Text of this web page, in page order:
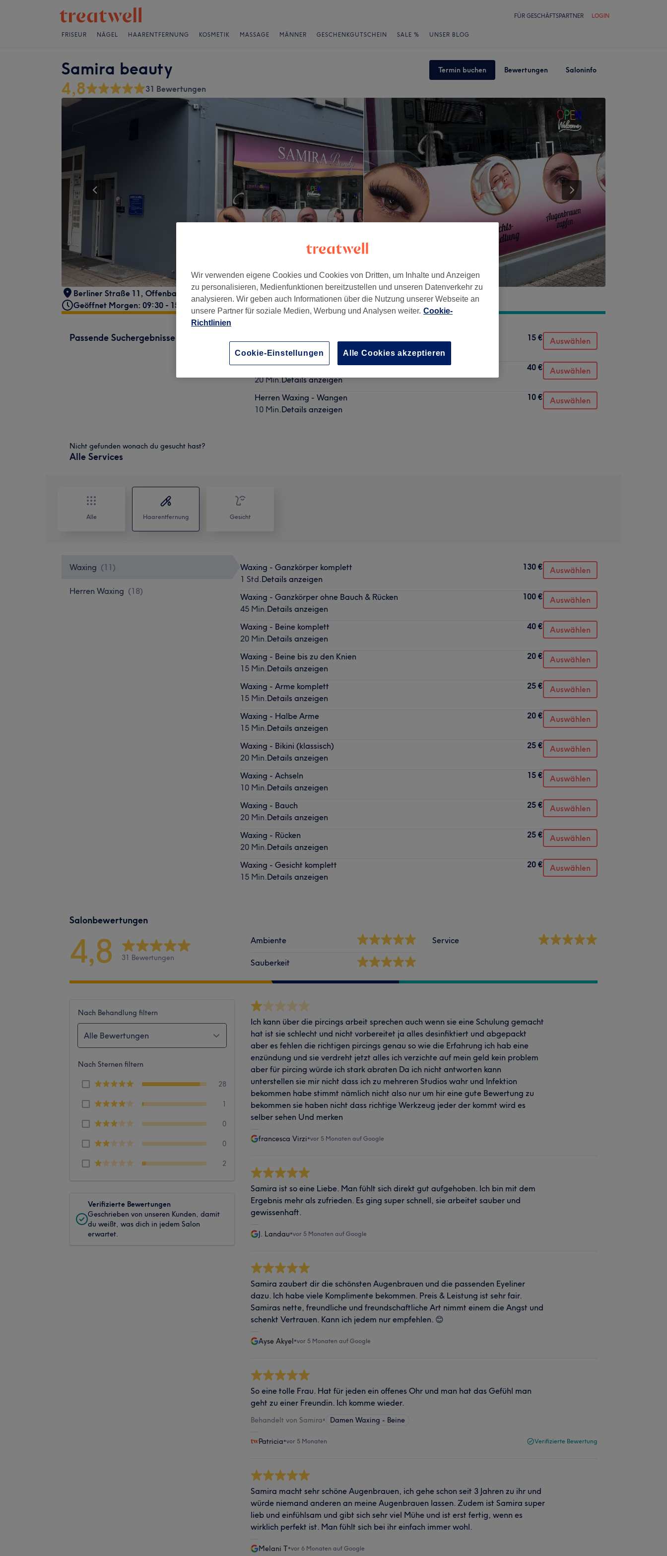
FÜR GESCHÄFTSPARTNER LOGIN
FRISEUR NÄGEL HAARENTFERNUNG KOSMETIK MASSAGE MÄNNER GESCHENKGUTSCHEIN SALE % UNSER BLOG
Samira beauty Termin buchen Bewertungen Saloninfo
4,8 31 Bewertungen
Berliner Straße 11 , Offenbach am Main, Germany , 63065
Geöffnet Morgen: 09:30 - 15:00
Passende Suchergebnisse
10 Min.Details anzeigen
15 € Auswählen
Waxing - Beine komplett
20 Min.Details anzeigen
40 € Auswählen
Herren Waxing - Wangen
10 Min.Details anzeigen
10 € Auswählen
Nicht gefunden wonach du gesucht hast?
Alle Services
Alle Haarentfernung Gesicht
Waxing (11 )
Herren Waxing (18)
Waxing - Ganzkörper komplett
1 Std.Details anzeigen
130 € Auswählen
Waxing - Ganzkörper ohne Bauch & Rücken
45 Min.Details anzeigen
100 € Auswählen
Waxing - Beine komplett
20 Min.Details anzeigen
40 € Auswählen
Waxing - Beine bis zu den Knien
15 Min.Details anzeigen
20 € Auswählen
Waxing - Arme komplett
15 Min.Details anzeigen
25 € Auswählen
Waxing - Halbe Arme
15 Min.Details anzeigen
20 € Auswählen
Waxing - Bikini (klassisch)
20 Min.Details anzeigen
25 € Auswählen
Waxing - Achseln
10 Min.Details anzeigen
15 € Auswählen
Waxing - Bauch
20 Min.Details anzeigen
25 € Auswählen
Waxing - Rücken
20 Min.Details anzeigen
25 € Auswählen
Waxing - Gesicht komplett
15 Min.Details anzeigen
20 € Auswählen
Salonbewertungen
4,8 31 Bewertungen
Ambiente
Sauberkeit
Service
Nach Behandlung filtern
Alle Bewertungen
Nach Sternen filtern
28
1
0
0
2
Verifizierte Bewertungen
Geschrieben von unseren Kunden, damit
du weißt, was dich in jedem Salon
erwartet.
Ich kann über die pircings arbeit sprechen auch wenn sie eine Schulung gemacht
hat ist sie schlecht und nicht vorbereitet ja alles desinfiktiert und abgepackt
aber es fehlen die richtigen pircings genau so wie die Erfahrung ich hab eine
enzündung und sie verdreht jetzt alles ich verzichte auf mein geld kein problem
aber für pircing würde ich stark abraten Da ich nicht antworten kann
unterstellen sie mir nicht dass ich zu mehreren Studios wahr und Infektion
bekommen habe stimmt nämlich nicht also nur um hir eine gute Bewertung zu
bekommen sie haben nicht dass richtige Werkzeug jeder der kommt wird es
selber sehen Und merken
francesca Virzi•vor 5 Monaten auf Google
Samira ist so eine Liebe. Man fühlt sich direkt gut aufgehoben. Ich bin mit dem
Ergebnis mehr als zufrieden. Es ging super schnell, sie arbeitet sauber und
gewissenhaft.
J. Landau•vor 5 Monaten auf Google
Samira zaubert dir die schönsten Augenbrauen und die passenden Eyeliner
dazu. Ich habe viele Komplimente bekommen. Preis & Leistung ist sehr fair.
Samiras nette, freundliche und freundschaftliche Art nimmt einem die Angst und
schenkt Vertrauen. Kann ich jedem nur empfehlen. 😊
Ayse Akyel•vor 5 Monaten auf Google
So eine tolle Frau. Hat für jeden ein offenes Ohr und man hat das Gefühl man
geht zu einer Freundin. Ich komme wieder.
Behandelt von Samira• Damen Waxing - Beine
Patricia•vor 5 Monaten Verifizierte Bewertung
Samira macht sehr schöne Augenbrauen, ich gehe schon seit 3 Jahren zu ihr und
würde niemand anderen an meine Augenbrauen lassen. Zudem ist Samira super
lieb und einfühlsam und gibt sich sehr viel Mühe und ist erst fertig, wenn es
wirklich perfekt ist. Man fühlt sich bei ihr einfach immer wohl.
Melani T•vor 6 Monaten auf Google
Wir verwenden eigene Cookies und Cookies von Dritten, um Inhalte und Anzeigen
zu personalisieren, Medienfunktionen bereitzustellen und unseren Datenverkehr zu
analysieren. Wir geben auch Informationen über die Nutzung unserer Webseite an
unsere Partner für soziale Medien, Werbung und Analysen weiter. Cookie-
Richtlinien
Cookie-Einstellungen Alle Cookies akzeptieren